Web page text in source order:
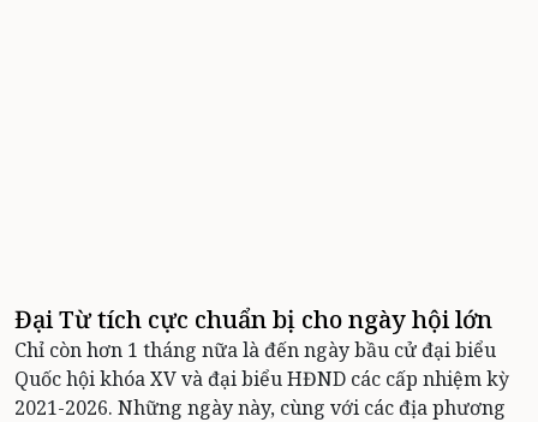
Đại Từ tích cực chuẩn bị cho ngày hội lớn
Chỉ còn hơn 1 tháng nữa là đến ngày bầu cử đại biểu
Quốc hội khóa XV và đại biểu HĐND các cấp nhiệm kỳ
2021-2026. Những ngày này, cùng với các địa phương